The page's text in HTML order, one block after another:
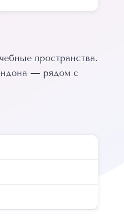
пространства.
— рядом с